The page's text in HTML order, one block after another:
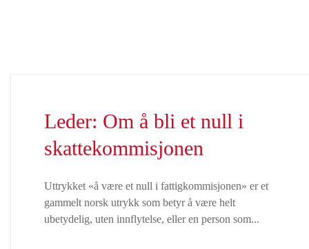
Leder: Om å bli et null i
skattekommisjonen
Uttrykket «å være et null i fattigkommisjonen» er et
gammelt norsk utrykk som betyr å være helt
ubetydelig, uten innflytelse, eller en person som...